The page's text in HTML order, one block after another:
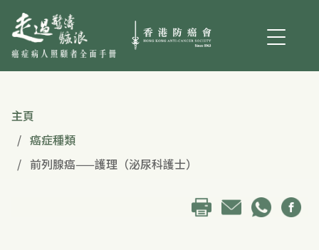
主頁
癌症種類
前列腺癌——護理（泌尿科護士）